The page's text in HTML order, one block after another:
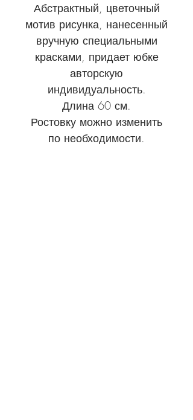
Абстрактный, цветочный
мотив рисунка, нанесенный
вручную специальными
красками, придает юбке
авторскую
индивидуальность.
Длина 60 см.
Ростовку можно изменить
по необходимости.